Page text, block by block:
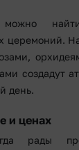
найти
церемоний.
создадут
день.
и ценах
рады